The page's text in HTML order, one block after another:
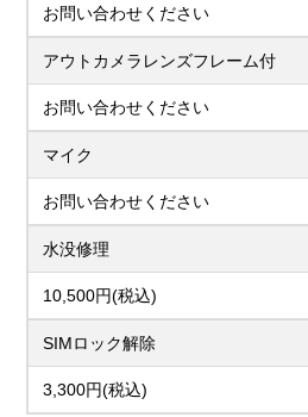
お問い合わせください
アウトカメラレンズフレーム付
お問い合わせください
マイク
お問い合わせください
水没修理
10,500円(税込)
SIMロック解除
3,300円(税込)